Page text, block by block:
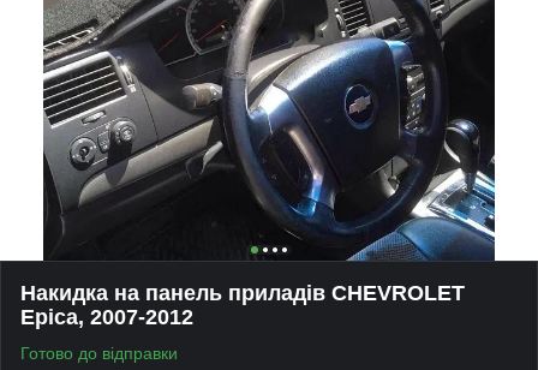
Накидка на панель приладів CHEVROLET
Epica, 2007-2012
Готово до відправки